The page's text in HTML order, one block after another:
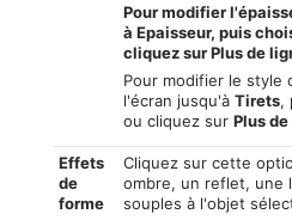
Pour modifier
à Epaisseur, puis
cliquez surPlus de
Pour modifier le style
l'écran jusqu'àTirets,
ou cliquez surPlus
Effets
de
forme
Cliquez sur cette
ombre, un reflet, une
souples à l'objet